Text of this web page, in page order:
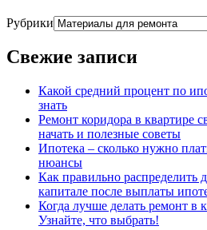
Рубрики
Свежие записи
Какой средний процент по
знать
Ремонт коридора в квартире
начать и полезные советы
Ипотека – сколько нужно
нюансы
Как правильно распределить
капитале после выплаты
Когда лучше делать ремонт в
Узнайте, что выбрать!